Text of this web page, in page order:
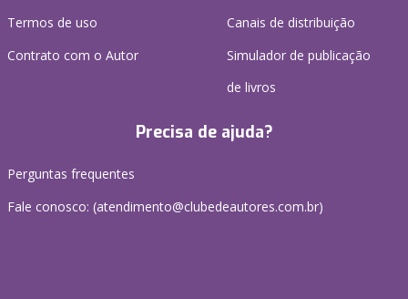
Termos de uso
Contrato com o Autor
Canais de distribuição
Simulador de publicação
de livros
Precisa de ajuda?
Perguntas frequentes
Fale conosco: (atendimento@clubedeautores.com.br)